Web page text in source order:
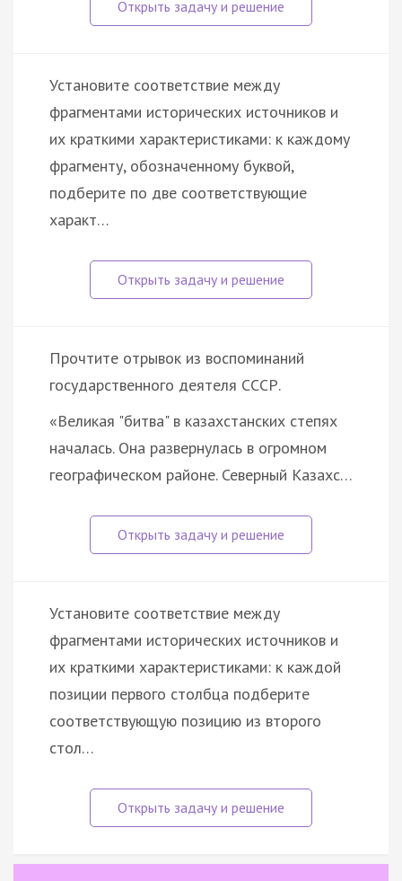
Установите соответствие между
фрагментами исторических источников и
их краткими характеристиками: к каждому
фрагменту, обозначенному буквой,
подберите по две соответствующие
характ…
Прочтите отрывок из воспоминаний
государственного деятеля СССР.
«Великая "битва" в казахстанских степях
началась. Она развернулась в огромном
географическом районе. Северный Казахс…
Установите соответствие между
фрагментами исторических источников и
их краткими характеристиками: к каждой
позиции первого столбца подберите
соответствующую позицию из второго
стол…